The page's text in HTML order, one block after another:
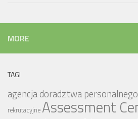
MORE
TAGI
agencja doradztwa personalnego
rekrutacyjne Assessment